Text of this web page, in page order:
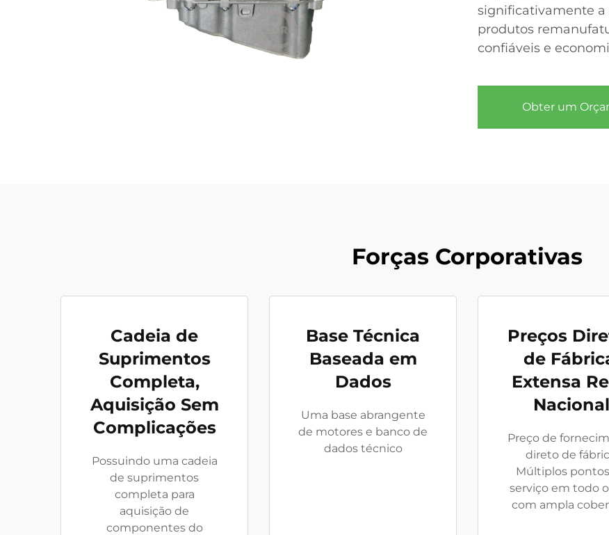
significativamente
produtos
confiáveis e
Obter um
Forças Corporativas
Cadeia de
Suprimentos
Completa,
Aquisição Sem
Complicações
Possuindo uma cadeia
de suprimentos
completa para
aquisição de
componentes do
Base Técnica
Baseada em
Dados
Uma base abrangente
de motores e banco de
dados técnico
Preços
de
Extensa
Nacional
Preço de
direto de
Múltiplos
serviço em todo
com ampla